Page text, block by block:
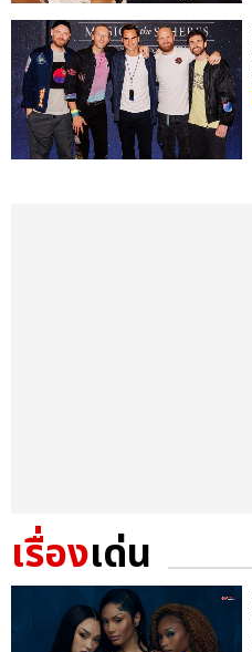
เรื่องเด่น